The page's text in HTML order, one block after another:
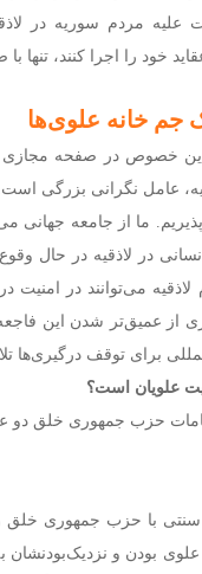
مردم سوریه در
خود را اجرا کنند، تنها
خانه علوی‌ها
این خصوص در صفحه
عامل نگرانی بزرگی
ما از جامعه جهانی
در لاذقیه در حال
لاذقیه می‌توانند در امنیت
از عمیق‌تر شدن این
برای توقف درگیری‌ها
علویان است؟
حزب جمهوری خلق دو
با حزب جمهوری خلق
علوی بودن و